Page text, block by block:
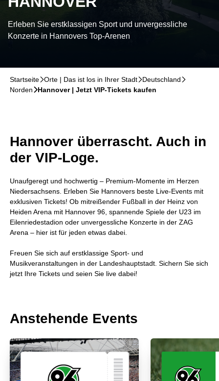
Erleben Sie erstklassigen Sport und unvergessliche
Konzerte in Hannovers Top-Arenen
Startseite􀆊Orte | Das ist los in Ihrer Stadt􀆊Deutschland􀆊
Norden􀆊Hannover | Jetzt VIP-Tickets kaufen
Hannover überrascht. Auch in
der VIP-Loge.
Unaufgeregt und hochwertig – Premium-Momente im Herzen
Niedersachsens. Erleben Sie Hannovers beste Live-Events mit
exklusiven Tickets! Ob mitreißender Fußball in der Heinz von
Heiden Arena mit Hannover 96, spannende Spiele der U23 im
Eilenriedestadion oder unvergessliche Konzerte in der ZAG
Arena – hier ist für jeden etwas dabei.
Freuen Sie sich auf erstklassige Sport- und
Musikveranstaltungen in der Landeshauptstadt. Sichern Sie sich
jetzt Ihre Tickets und seien Sie live dabei!
Anstehende Events